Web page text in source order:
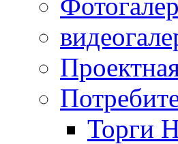
Торги